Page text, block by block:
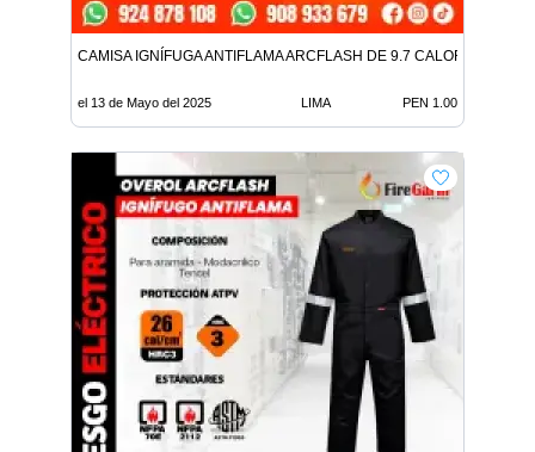
CAMISA IGNÍFUGA ANTIFLAMA ARCFLASH DE 9.7 CALORIAS
el 13 de Mayo del 2025 LIMA PEN 1.00